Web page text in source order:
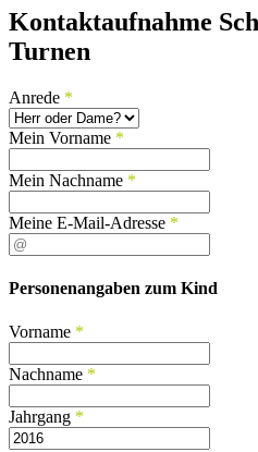
Kontaktaufnahme
Turnen
Anrede *
Mein Vorname *
Mein Nachname *
Meine E-Mail-Adresse *
Personenangaben zum Kind
Vorname *
Nachname *
Jahrgang *